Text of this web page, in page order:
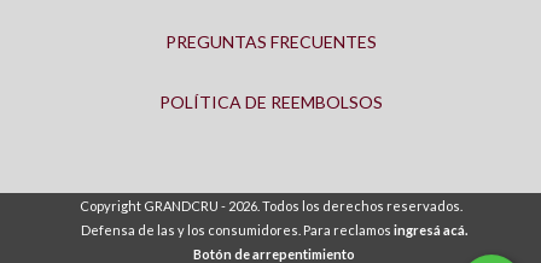
PREGUNTAS FRECUENTES
POLÍTICA DE REEMBOLSOS
Copyright GRANDCRU - 2026. Todos los derechos reservados.
Defensa de las y los consumidores. Para reclamos